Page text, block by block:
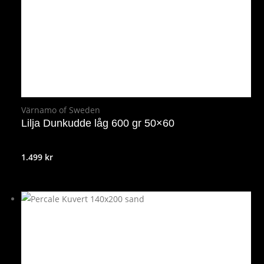
Värnamo of Sweden
Lilja Dunkudde låg 600 gr 50×60
1.499 kr